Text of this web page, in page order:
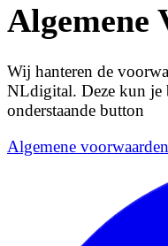
Algemene
Wij hanteren de
NLdigital. Deze kun
onderstaande button
Algemene